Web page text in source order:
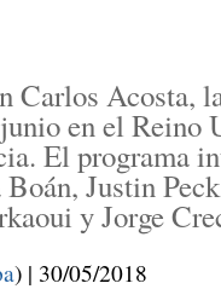
Carlos Acosta,
en el Reino
El programa
Justin
y Jorge
) | 30/05/2018